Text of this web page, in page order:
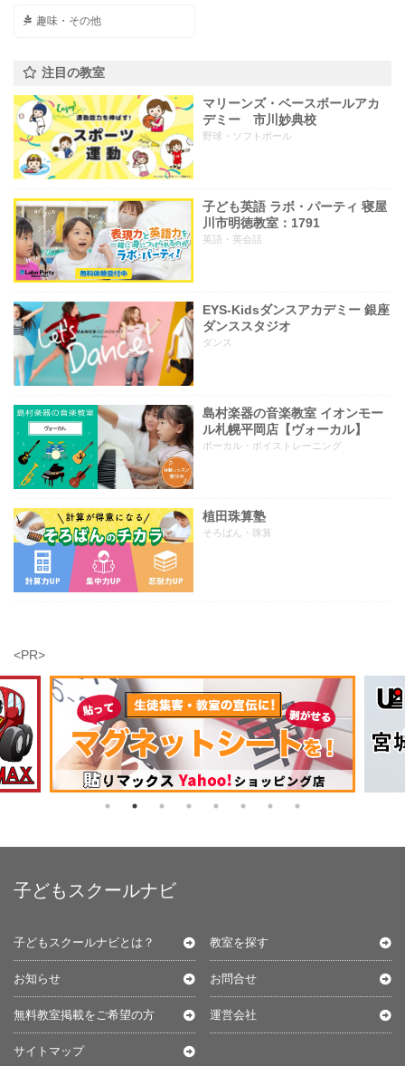
趣味・その他
注目の教室
マリーンズ・ベースボールアカ
デミー 市川妙典校
野球・ソフトボール
子ども英語 ラボ・パーティ 寝屋
川市明徳教室：1791
英語・英会話
EYS-Kidsダンスアカデミー 銀座
ダンススタジオ
ダンス
島村楽器の音楽教室 イオンモー
ル札幌平岡店【ヴォーカル】
ボーカル・ボイストレーニング
植田珠算塾
そろばん・珠算
<PR>
子どもスクールナビ
子どもスクールナビとは？ 教室を探す
お知らせ お問合せ
無料教室掲載をご希望の方 運営会社
サイトマップ